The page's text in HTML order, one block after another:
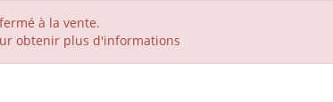
à la vente.
obtenir plus d'informations